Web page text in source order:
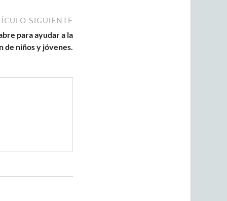
SIGUIENTE
para ayudar a la
de niños y jóvenes.